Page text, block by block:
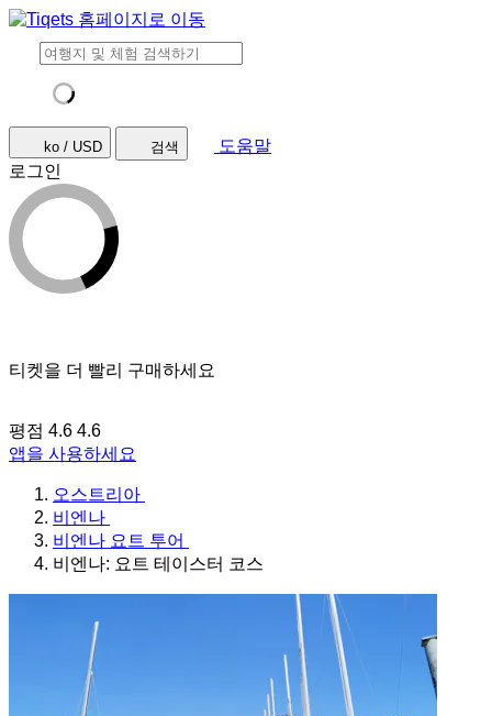
ko / USD 검색
도움말
로그인
티켓을 더 빨리 구매하세요
평점 4.6 4.6
앱을 사용하세요
오스트리아
비엔나
비엔나 요트 투어
비엔나: 요트 테이스터 코스